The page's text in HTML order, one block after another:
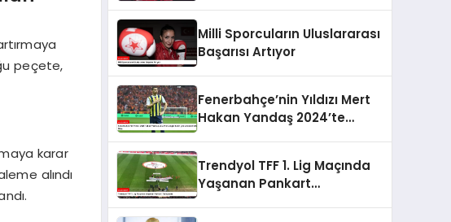
peçete,
karar
alındı
Milli Sporcuların Uluslararası
Başarısı Artıyor
Fenerbahçe’nin Yıldızı Mert
Hakan Yandaş 2024’te
Trendyol TFF 1. Lig Maçında
Yaşanan Pankart